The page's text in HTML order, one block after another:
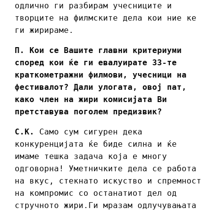
одлично ги разбирам учесниците и
творците на филмските дела кои ние ке
ги жирираме.
П. Кои се Вашите главни критериуми
според кои ќе ги евалуирате 33-те
краткометражни филмови, учесници на
фестивалот? Дали улогата, овој пат,
како член на жири комисијата Ви
претставува поголем предизвик?
С.К.
Само сум сигурен дека
конкуренцијата ќе биде силна и ќе
имаме тешка задача која е многу
одговорна! Уметничките дела се работа
на вкус, стекнато искуство и спремност
на компромис со останатиот дел од
стручното жири.Ги мразам одлучувањата